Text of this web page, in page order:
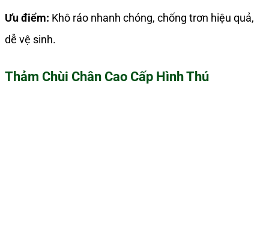
Ưu điểm: Khô ráo nhanh chóng, chống trơn hiệu quả,
dễ vệ sinh.
Thảm Chùi Chân Cao Cấp Hình Thú